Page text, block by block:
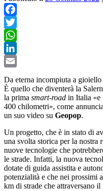
Facebook
Twitter
WhatsApp
LinkedIn
Da eterna incompiuta a
È quello che diventerà la
la prima smart-road in Italia «e
400 chilometri», come
un suo video su Geopop.
Un progetto, che è in stato di
una svolta storica per la nostra
nuove tecnologie che
le strade. Infatti, la nuova
dotate di guida assistita e
potenzialità e che nei prossimi
km di strade che attraversano il